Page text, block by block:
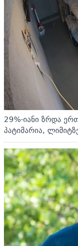
29%-იანი ზრდა
პატიმარია,